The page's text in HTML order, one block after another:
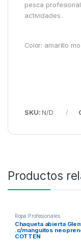
pesca
actividades.
Color: amarillo
SKU:N/D
Productos
Ropa Profesionales
Chaqueta abierta
.c/manguitos
COTTEN